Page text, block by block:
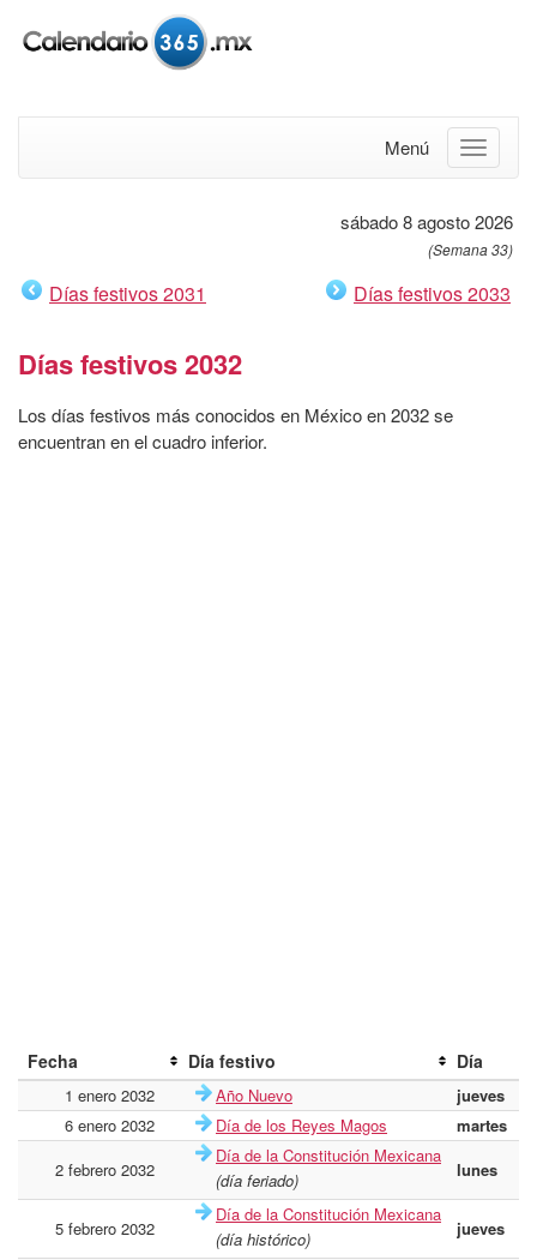
Menú
sábado 8 agosto 2026
(Semana 33)
Días festivos 2031 Días festivos 2033
Días festivos 2032
Los días festivos más conocidos en México en 2032 se
encuentran en el cuadro inferior.
Fecha Día festivo Día
1 enero 2032 Año Nuevo
jueves
6 enero 2032
Día de los Reyes Magos
martes
2 febrero 2032
Día de la Constitución Mexicana
(día feriado)
lunes
5 febrero 2032
Día de la Constitución Mexicana
(día histórico)
jueves